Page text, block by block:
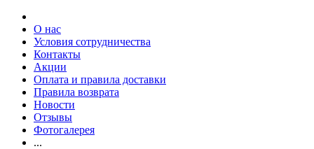
О нас
Условия сотрудничества
Контакты
Акции
Оплата и правила доставки
Правила возврата
Новости
Отзывы
Фотогалерея
...